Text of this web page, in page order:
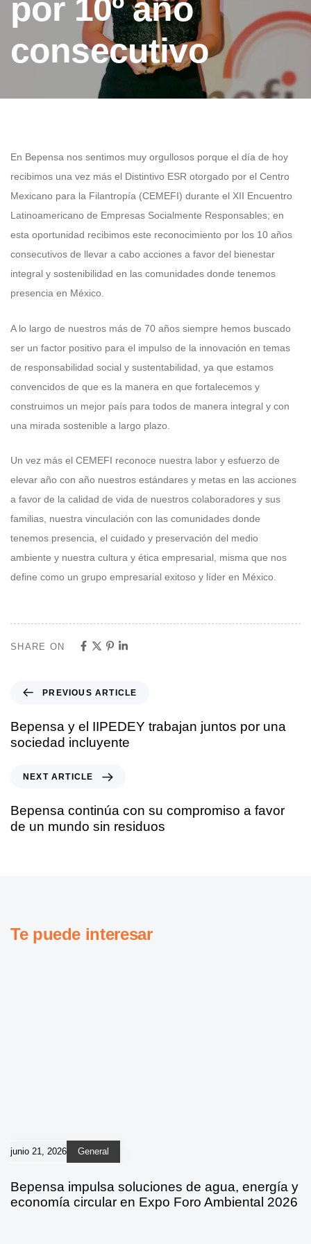
por 10º año
consecutivo
En Bepensa nos sentimos muy orgullosos porque el día de hoy
recibimos una vez más el Distintivo ESR otorgado por el Centro
Mexicano para la Filantropía (CEMEFI) durante el XII Encuentro
Latinoamericano de Empresas Socialmente Responsables; en
esta oportunidad recibimos este reconocimiento por los 10 años
consecutivos de llevar a cabo acciones a favor del bienestar
integral y sostenibilidad en las comunidades donde tenemos
presencia en México.
A lo largo de nuestros más de 70 años siempre hemos buscado
ser un factor positivo para el impulso de la innovación en temas
de responsabilidad social y sustentabilidad, ya que estamos
convencidos de que es la manera en que fortalecemos y
construimos un mejor país para todos de manera integral y con
una mirada sostenible a largo plazo.
Un vez más el CEMEFI reconoce nuestra labor y esfuerzo de
elevar año con año nuestros estándares y metas en las acciones
a favor de la calidad de vida de nuestros colaboradores y sus
familias, nuestra vinculación con las comunidades donde
tenemos presencia, el cuidado y preservación del medio
ambiente y nuestra cultura y ética empresarial, misma que nos
define como un grupo empresarial exitoso y líder en México.
SHARE ON
PREVIOUS ARTICLE
Bepensa y el IIPEDEY trabajan juntos por una
sociedad incluyente
NEXT ARTICLE
Bepensa continúa con su compromiso a favor
de un mundo sin residuos
Te puede interesar
junio 21, 2026 General
Bepensa impulsa soluciones de agua, energía y
economía circular en Expo Foro Ambiental 2026